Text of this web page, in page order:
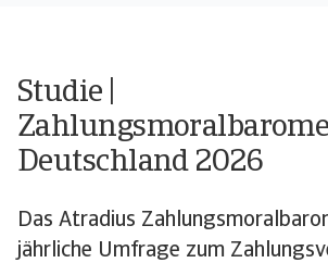
Studie |
Deutschland 2026
Das Atradius
jährliche Umfrage zum